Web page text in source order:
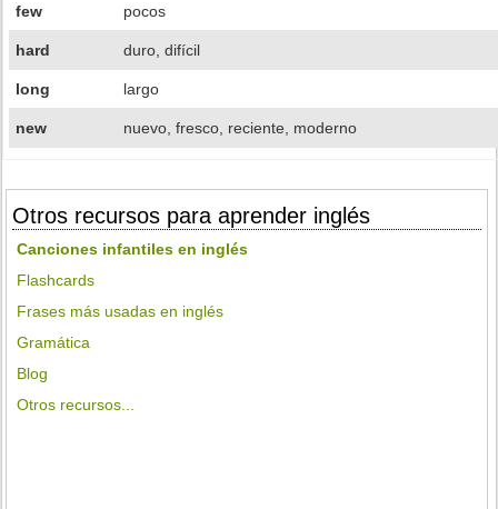
few pocos
hard duro, difícil
long largo
new nuevo, fresco, reciente, moderno
Otros recursos para aprender inglés
Canciones infantiles en inglés
Flashcards
Frases más usadas en inglés
Gramática
Blog
Otros recursos...